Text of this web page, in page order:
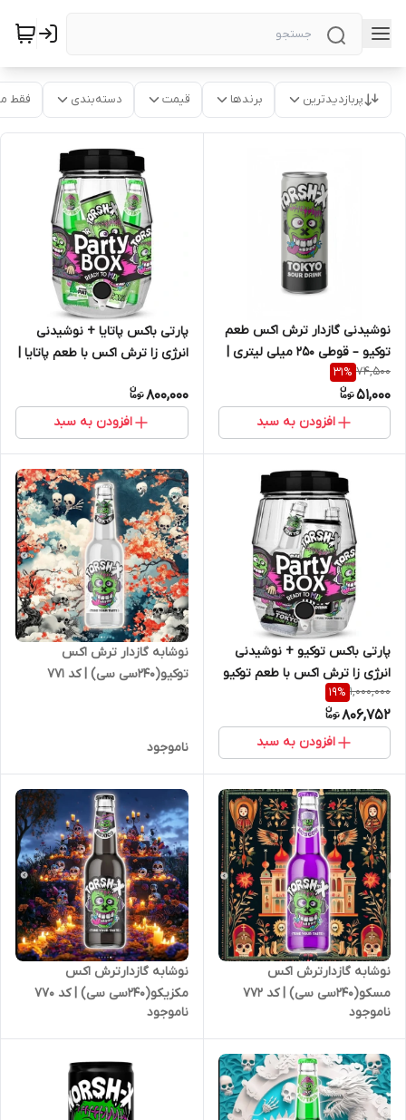
پربازدیدترین برندها قیمت دسته‌بندی فقط
نوشیدنی گازدار ترش اکس طعم
توکیو – قوطی 250 میلی لیتری |
کد 2087
74,500
31%
51,000
افزودن به سبد
پارتی باکس پاتایا + نوشیدنی
انرژی زا ترش اکس با طعم پاتایا |
800,000
افزودن به سبد
پارتی باکس توکیو + نوشیدنی
انرژی زا ترش اکس با طعم توکیو
| کد 2613
1,000,000
19%
806,752
افزودن به سبد
نوشابه گازدار ترش اکس
توکیو(240سی سی) | کد 771
ناموجود
نوشابه گازدارترش اکس
مسکو(240سی سی) | کد 772
ناموجود
نوشابه گازدارترش اکس
مکزیکو(240سی سی) | کد 770
ناموجود